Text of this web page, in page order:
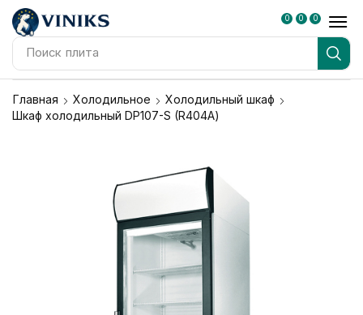
Поиск плита
0 0 0
Главная Холодильное
Холодильный шкаф
Шкаф холодильный DP107-S (R404А)